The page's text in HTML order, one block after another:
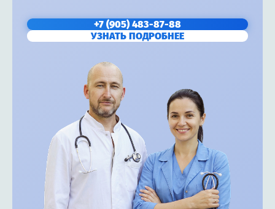
+7 (905) 483-87-88
УЗНАТЬ ПОДРОБНЕЕ